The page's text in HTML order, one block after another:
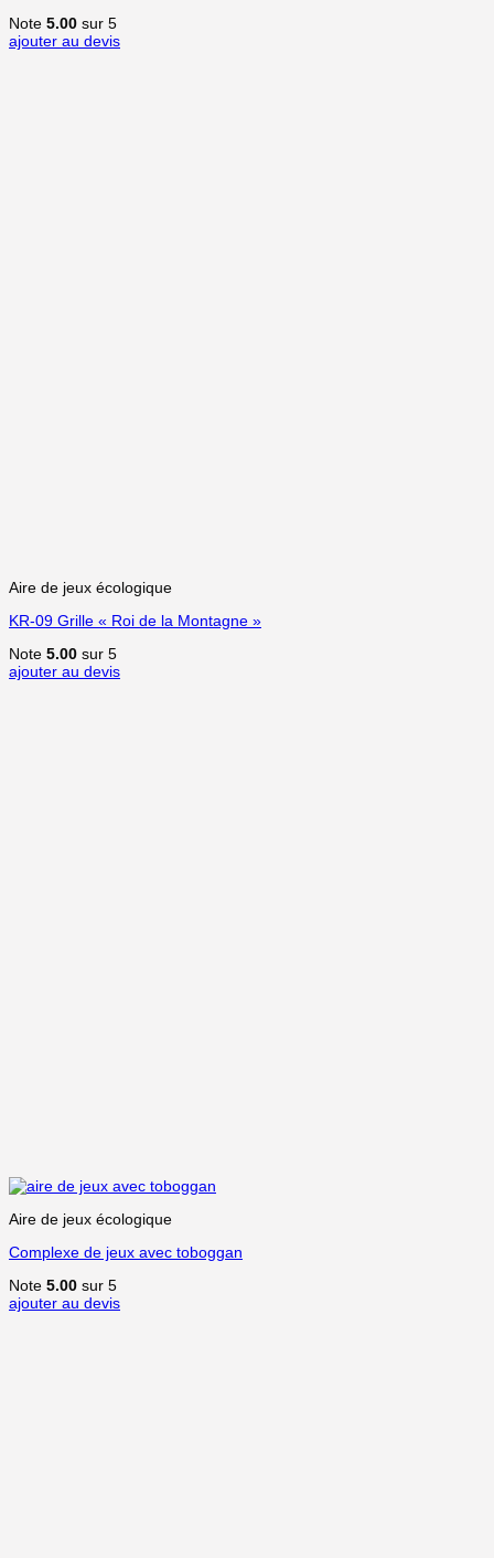
Note 5.00 sur 5
ajouter au devis
Aire de jeux écologique
KR-09 Grille « Roi de la Montagne »
Note 5.00 sur 5
ajouter au devis
Aire de jeux écologique
Complexe de jeux avec toboggan
Note 5.00 sur 5
ajouter au devis